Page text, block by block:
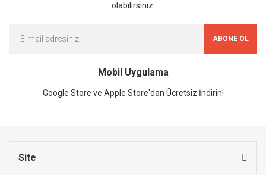
olabilirsiniz.
ABONE OL
Mobil Uygulama
Google Store ve Apple Store'dan Ücretsiz İndirin!
Site